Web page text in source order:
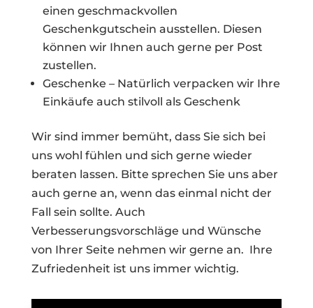
einen geschmackvollen
Geschenkgutschein ausstellen. Diesen
können wir Ihnen auch gerne per Post
zustellen.
Geschenke – Natürlich verpacken wir Ihre
Einkäufe auch stilvoll als Geschenk
Wir sind immer bemüht, dass Sie sich bei
uns wohl fühlen und sich gerne wieder
beraten lassen. Bitte sprechen Sie uns aber
auch gerne an, wenn das einmal nicht der
Fall sein sollte. Auch
Verbesserungsvorschläge und Wünsche
von Ihrer Seite nehmen wir gerne an. Ihre
Zufriedenheit ist uns immer wichtig.